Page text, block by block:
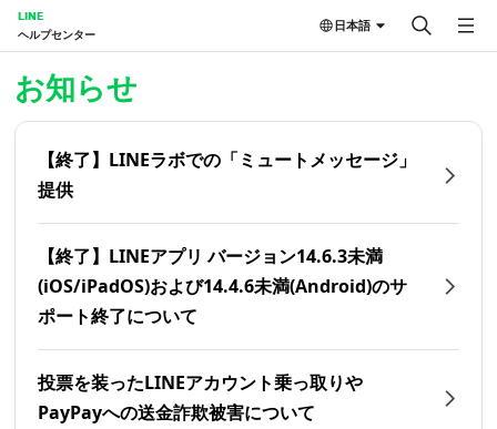
LINE
ヘルプセンター
日本語
お知らせ
【終了】LINEラボでの「ミュートメッセージ」
提供
【終了】LINEアプリ バージョン14.6.3未満
(iOS/iPadOS)および14.4.6未満(Android)のサ
ポート終了について
投票を装ったLINEアカウント乗っ取りや
PayPayへの送金詐欺被害について